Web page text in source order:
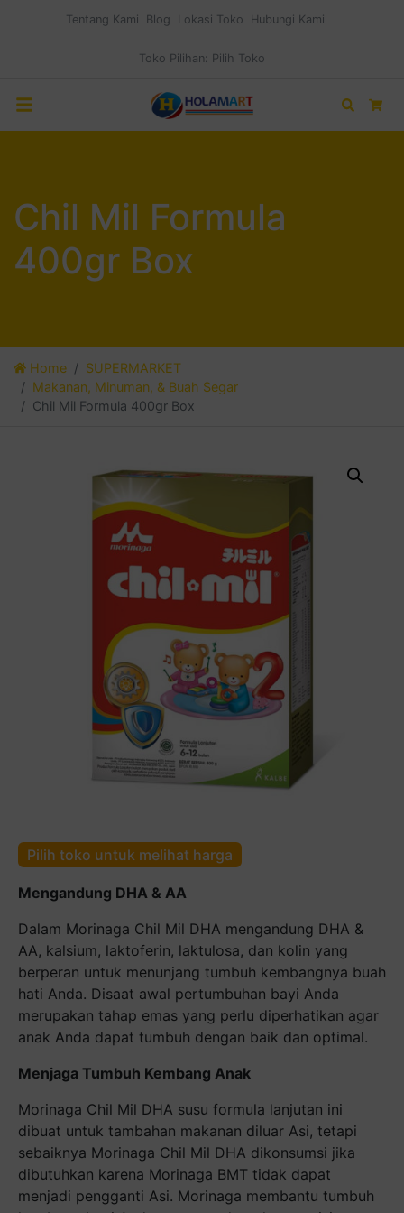
Tentang Kami Blog Lokasi Toko Hubungi Kami
Toko Pilihan: Pilih Toko
Search
Chil Mil Formula
400gr Box
Home
SUPERMARKET
Makanan, Minuman, & Buah Segar
Chil Mil Formula 400gr Box
Pilih toko untuk melihat harga
Mengandung DHA & AA
Dalam Morinaga Chil Mil DHA mengandung DHA &
AA, kalsium, laktoferin, laktulosa, dan kolin yang
berperan untuk menunjang tumbuh kembangnya buah
hati Anda. Disaat awal pertumbuhan bayi Anda
merupakan tahap emas yang perlu diperhatikan agar
anak Anda dapat tumbuh dengan baik dan optimal.
Menjaga Tumbuh Kembang Anak
Morinaga Chil Mil DHA susu formula lanjutan ini
dibuat untuk tambahan makanan diluar Asi, tetapi
sebaiknya Morinaga Chil Mil DHA dikonsumsi jika
dibutuhkan karena Morinaga BMT tidak dapat
menjadi pengganti Asi. Morinaga membantu tumbuh